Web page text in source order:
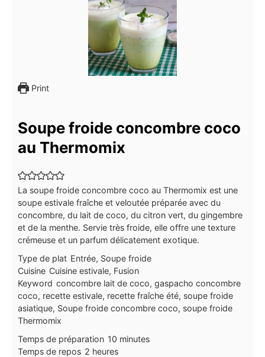
Print
Soupe froide concombre coco
au Thermomix
La soupe froide concombre coco au Thermomix est une
soupe estivale fraîche et veloutée préparée avec du
concombre, du lait de coco, du citron vert, du gingembre
et de la menthe. Servie très froide, elle offre une texture
crémeuse et un parfum délicatement exotique.
Type de plat Entrée, Soupe froide
Cuisine Cuisine estivale, Fusion
Keyword concombre lait de coco, gaspacho concombre
coco, recette estivale, recette fraîche été, soupe froide
asiatique, Soupe froide concombre coco, soupe froide
Thermomix
Temps de préparation 10minutes
minutes
Temps de repos 2heures
heures